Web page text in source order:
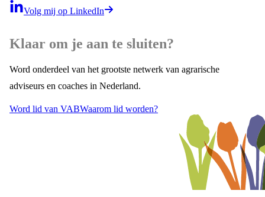
Volg mij op LinkedIn
Klaar om je aan te sluiten?
Word onderdeel van het grootste netwerk van agrarische
adviseurs en coaches in Nederland.
Word lid van VABWaarom lid worden?